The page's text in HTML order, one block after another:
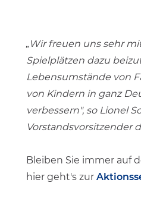
„Wir freuen uns sehr
Spielplätzen dazu
Lebensumstände von
von Kindern in ganz
verbessern", so Lionel
Vorstandsvorsitzender
Bleiben Sie immer auf
hier geht's zur